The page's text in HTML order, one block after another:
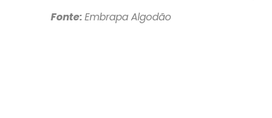
Fonte: Embrapa Algodão